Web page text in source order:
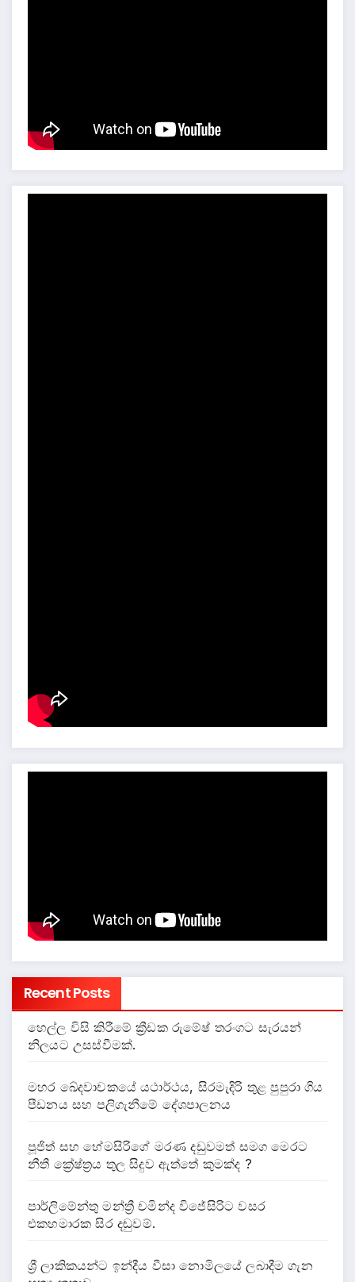
Recent Posts
හෙල්ල විසි කිරීමේ ක්‍රීඩක රුමේෂ් තරංගට සැරයන්
නිලයට උසස්වීමක්.
මහර ඛේදවාචකයේ යථාර්ථය, සිරමැදිරි තුළ පුපුරා ගිය
පීඩනය සහ පලිගැනීමේ දේශපාලනය
පූජිත් සහ හේමසිරිගේ මරණ දඩුවමත් සමග මෙරට
නීතී ක්‍රේෂ්ත්‍රය තුල සිදුව ඇත්තේ කුමක්ද ?
පාර්ලිමේන්තු මන්ත්‍රී චමින්ද විජේසිරිට වසර
එකහමාරක සිර දඬුවම්.
ශ්‍රී ලාකිකයන්ට ඉන්දීය වීසා නොමිලයේ ලබාදීම ගැන